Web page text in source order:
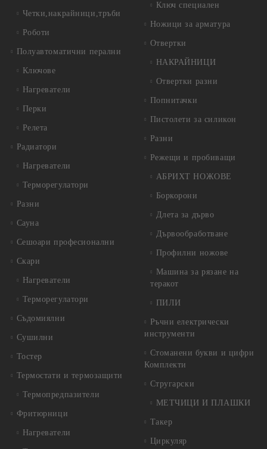
Четки,накрайници,тръби
Роботи
Полуавтоматични перални
Ключове
Нагреватели
Перки
Релета
Радиатори
Нагреватели
Терморегулатори
Разни
Сауна
Сешоари професионални
Скари
Нагреватели
Терморегулатори
Съдомиялни
Сушилни
Тостер
Термостати и термозащити
Термопредпазители
Фритюрници
Нагреватели
Ключ специален
Ножици за арматура
Отвертки
НАКРАЙНИЦИ
Отвертки разни
Попнитачки
Пистолети за силикон
Разни
Режещи и пробиващи
АБРИХТ НОЖОВЕ
Боркорони
Длета за дърво
Дървообработване
Профилни ножове
Машина за рязане на
теракот
ПИЛИ
Ръчни електрически
инструменти
Стоманени букви и цифри
Комплекти
Стругарски
МЕТЧИЦИ И ПЛАШКИ
Такер
Циркуляр